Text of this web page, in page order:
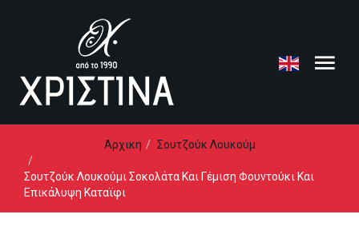
Αρχικη Σουτζούκ Λουκούμ
Σουτζούκ Λουκούμι Σοκολάτα Και Γέμιση Φουντούκι Και
Επικάλυψη Καταϊφι